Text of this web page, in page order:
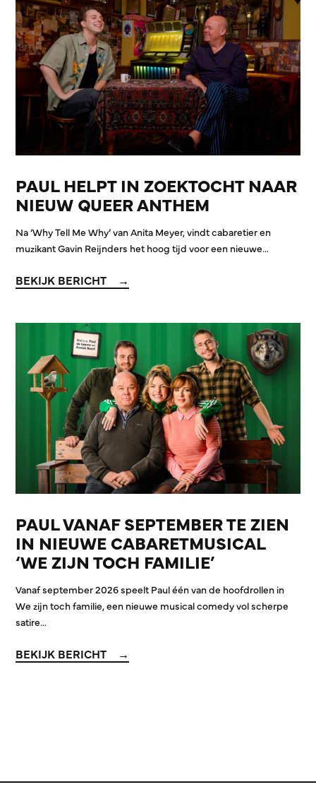
PAUL HELPT IN ZOEKTOCHT NAAR
NIEUW QUEER ANTHEM
Na ‘Why Tell Me Why’ van Anita Meyer, vindt cabaretier en
muzikant Gavin Reijnders het hoog tijd voor een nieuwe…
BEKIJK BERICHT
PAUL VANAF SEPTEMBER TE ZIEN
IN NIEUWE CABARETMUSICAL
‘WE ZIJN TOCH FAMILIE’
Vanaf september 2026 speelt Paul één van de hoofdrollen in
We zijn toch familie, een nieuwe musical comedy vol scherpe
satire…
BEKIJK BERICHT